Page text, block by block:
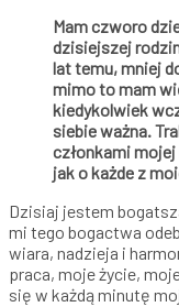
Mam czworo
dzisiejszej
lat temu, mniej
mimo to mam
kiedykolwiek
siebie ważna.
członkami
jak o każde z
Dzisiaj jestem
mi tego bogactwa
wiara, nadzieja i
praca, moje życie,
się w każdą minutę